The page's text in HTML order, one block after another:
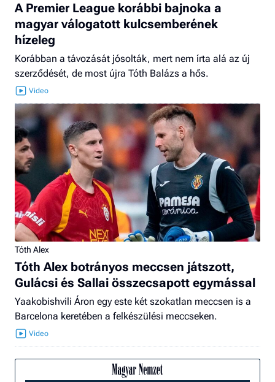
A Premier League korábbi bajnoka a
magyar válogatott kulcsemberének
hízeleg
Korábban a távozását jósolták, mert nem írta alá az új
szerződését, de most újra Tóth Balázs a hős.
Tóth Alex
Tóth Alex botrányos meccsen játszott,
Gulácsi és Sallai összecsapott egymással
Yaakobishvili Áron egy este két szokatlan meccsen is a
Barcelona keretében a felkészülési meccseken.